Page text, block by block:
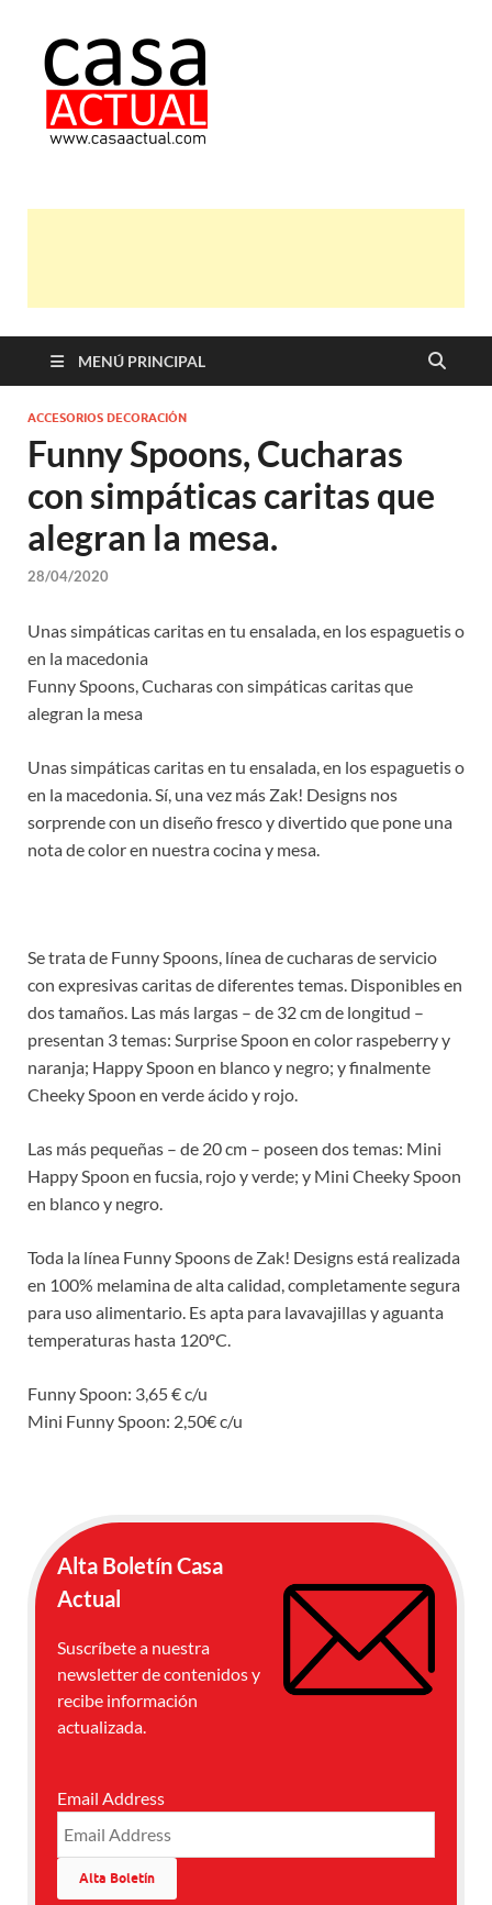
MENÚ PRINCIPAL
ACCESORIOS DECORACIÓN
Funny Spoons, Cucharas
con simpáticas caritas que
alegran la mesa.
28/04/2020
Unas simpáticas caritas en tu ensalada, en los espaguetis o
en la macedonia
Funny Spoons, Cucharas con simpáticas caritas que
alegran la mesa
Unas simpáticas caritas en tu ensalada, en los espaguetis o
en la macedonia. Sí, una vez más Zak! Designs nos
sorprende con un diseño fresco y divertido que pone una
nota de color en nuestra cocina y mesa.
Se trata de Funny Spoons, línea de cucharas de servicio
con expresivas caritas de diferentes temas. Disponibles en
dos tamaños. Las más largas – de 32 cm de longitud –
presentan 3 temas: Surprise Spoon en color raspeberry y
naranja; Happy Spoon en blanco y negro; y finalmente
Cheeky Spoon en verde ácido y rojo.
Las más pequeñas – de 20 cm – poseen dos temas: Mini
Happy Spoon en fucsia, rojo y verde; y Mini Cheeky Spoon
en blanco y negro.
Toda la línea Funny Spoons de Zak! Designs está realizada
en 100% melamina de alta calidad, completamente segura
para uso alimentario. Es apta para lavavajillas y aguanta
temperaturas hasta 120ºC.
Funny Spoon: 3,65 € c/u
Mini Funny Spoon: 2,50€ c/u
Alta Boletín Casa
Actual
Suscríbete a nuestra
newsletter de contenidos y
recibe información
actualizada.
Email Address